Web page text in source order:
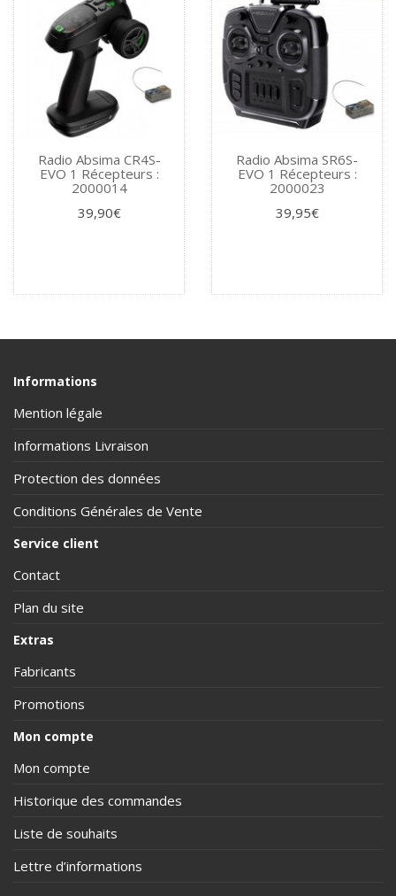
Radio Absima CR4S-
EVO 1 Récepteurs :
2000014
39,90€
Radio Absima SR6S-
EVO 1 Récepteurs :
2000023
39,95€
Informations
Mention légale
Informations Livraison
Protection des données
Conditions Générales de Vente
Service client
Contact
Plan du site
Extras
Fabricants
Promotions
Mon compte
Mon compte
Historique des commandes
Liste de souhaits
Lettre d’informations